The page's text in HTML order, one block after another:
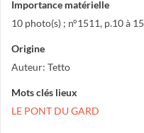
Importance matérielle
10 photo(s) ; n°1511, p.10 à 15
Origine
Auteur: Tetto
Mots clés lieux
LE PONT DU GARD